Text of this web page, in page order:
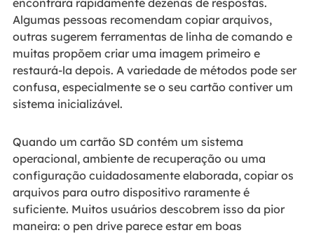
encontrará rapidamente dezenas de respostas.
Algumas pessoas recomendam copiar arquivos,
outras sugerem ferramentas de linha de comando e
muitas propõem criar uma imagem primeiro e
restaurá-la depois. A variedade de métodos pode ser
confusa, especialmente se o seu cartão contiver um
sistema inicializável.
Quando um cartão SD contém um sistema
operacional, ambiente de recuperação ou uma
configuração cuidadosamente elaborada, copiar os
arquivos para outro dispositivo raramente é
suficiente. Muitos usuários descobrem isso da pior
maneira: o pen drive parece estar em boas